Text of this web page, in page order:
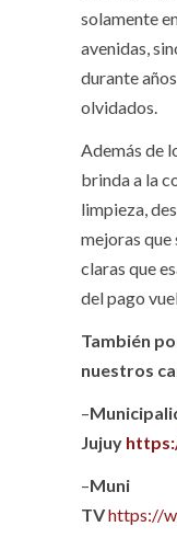
solamente
avenidas,
durante
olvidados.
Además de
brinda a la
limpieza,
mejoras que
claras que
del pago
También
nuestros
–
Jujuy
–Muni
TVhttps://